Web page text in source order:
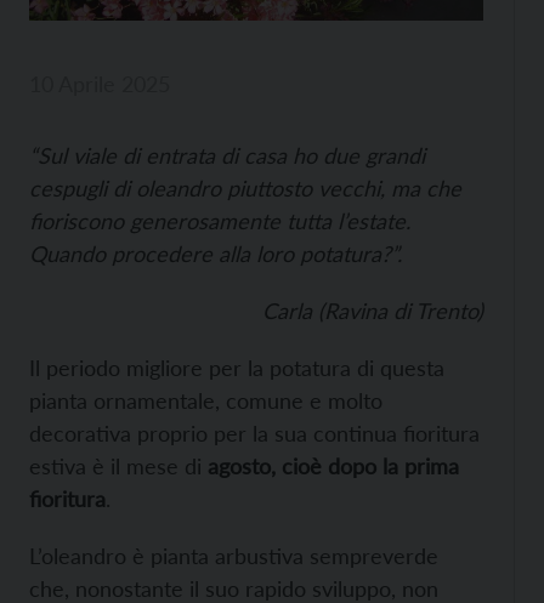
“Sul viale di entrata di casa ho due grandi
cespugli di oleandro piuttosto vecchi, ma che
fioriscono generosamente tutta l’estate.
Quando procedere alla loro potatura?”.
Carla (Ravina di Trento)
Il periodo migliore per la potatura di questa
pianta ornamentale, comune e molto
decorativa proprio per la sua continua fioritura
estiva è il mese di agosto, cioè dopo la prima
fioritura.
L’oleandro è pianta arbustiva sempreverde
che, nonostante il suo rapido sviluppo, non